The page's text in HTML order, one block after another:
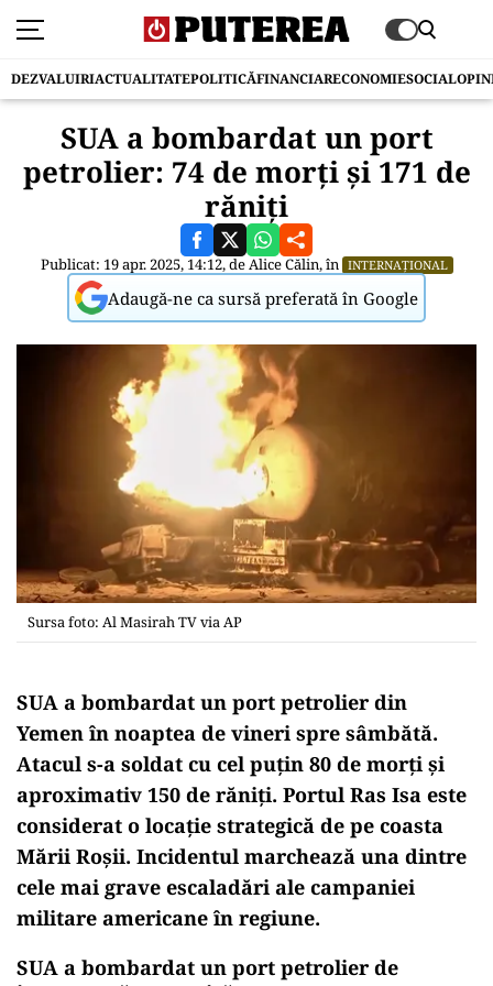
DEZVALUIRIACTUALITATEPOLITICĂFINANCIARECONOMIESOCIAL
SUA a bombardat un port
petrolier: 74 de morți și 171 de
răniți
Publicat: 19 apr. 2025, 14:12, deAlice Călin, în INTERNAȚIONAL
Adaugă-ne ca sursă preferată în Google
Sursa foto: Al Masirah TV via AP
SUA a bombardat un port petrolier din
Yemen în noaptea de vineri spre sâmbătă.
Atacul s-a soldat cu cel puțin 80 de morți și
aproximativ 150 de răniți. Portul Ras Isa este
considerat o locație strategică de pe coasta
Mării Roșii. Incidentul marchează una dintre
cele mai grave escaladări ale campaniei
militare americane în regiune.
SUA a bombardat un port petrolier de